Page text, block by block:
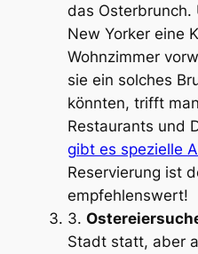
das Osterbrunch.
New Yorker eine
Wohnzimmer
sie ein solches
könnten, trifft
Restaurants und
gibt es spezielle
Reservierung ist
empfehlenswert!
3.
Stadt statt, aber